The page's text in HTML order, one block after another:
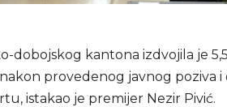
dobojskog kantona izdvojila je
provedenog javnog poziva i
istakao je premijer Nezir Pivić.